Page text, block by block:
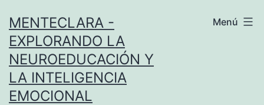
contenido
MENTECLARA -
EXPLORANDO LA
NEUROEDUCACIÓN Y
LA INTELIGENCIA
EMOCIONAL
Menú